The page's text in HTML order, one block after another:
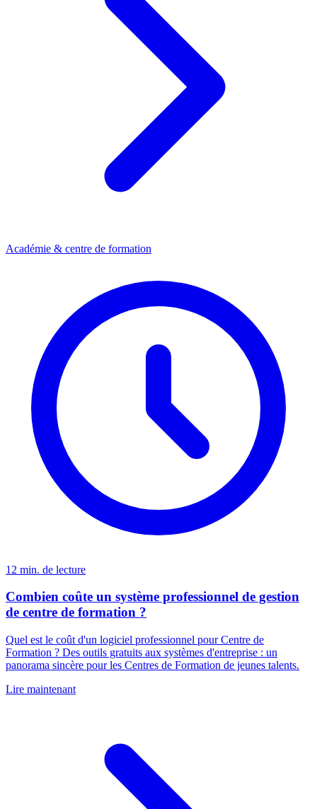
Académie & centre de formation
12 min. de lecture
Combien coûte un système professionnel de gestion
de centre de formation ?
Quel est le coût d'un logiciel professionnel pour Centre de
Formation ? Des outils gratuits aux systèmes d'entreprise : un
panorama sincère pour les Centres de Formation de jeunes talents.
Lire maintenant